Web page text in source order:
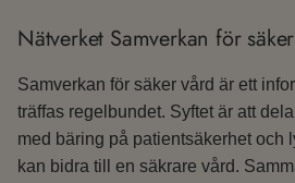
Nätverket Samverkan för
Samverkan för säker vård är ett
träffas regelbundet. Syftet är att
med bäring på patientsäkerhet och
kan bidra till en säkrare vård.